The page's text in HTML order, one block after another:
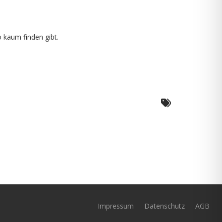
kaum finden gibt.
Impressum Datenschutz AGB